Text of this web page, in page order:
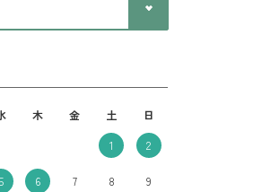
木 金 土
日
1
2
6 7 8 9